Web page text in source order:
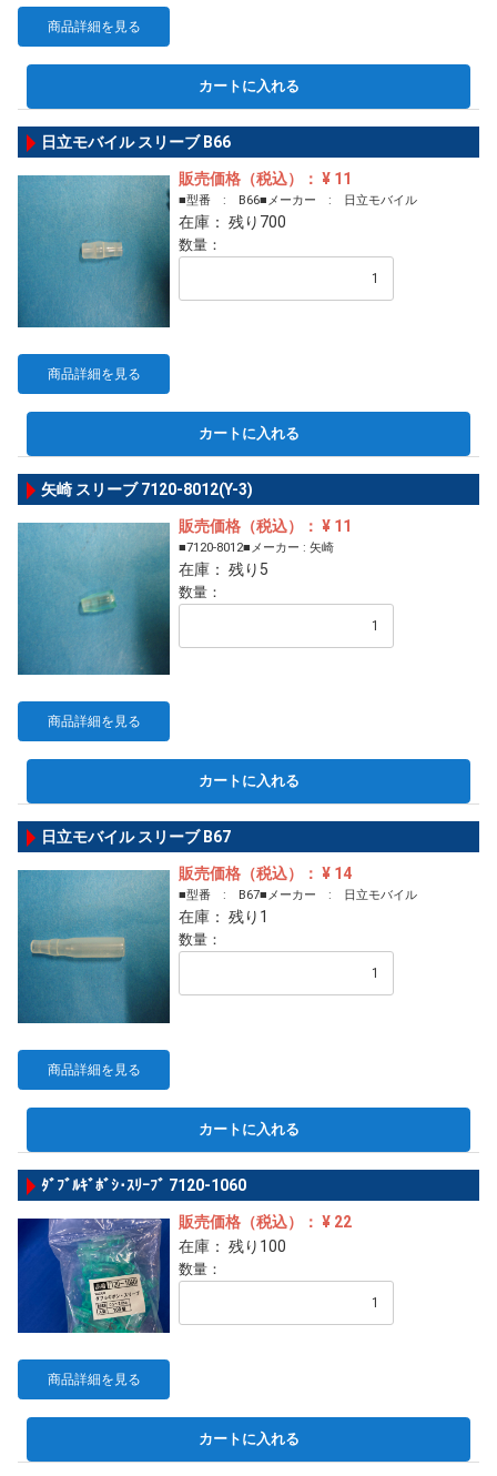
商品詳細を見る
カートに入れる
日立モバイル スリーブ B66
商品詳細を見る
販売価格（税込）： ¥ 11
■型番 : B66■メーカー : 日立モバイル
在庫： 残り700
数量：
カートに入れる
矢崎 スリーブ 7120-8012(Y-3)
商品詳細を見る
販売価格（税込）： ¥ 11
■7120-8012■メーカー : 矢崎
在庫： 残り5
数量：
カートに入れる
日立モバイル スリーブ B67
商品詳細を見る
販売価格（税込）： ¥ 14
■型番 : B67■メーカー : 日立モバイル
在庫： 残り1
数量：
カートに入れる
ﾀﾞﾌﾞﾙｷﾞﾎﾞｼ･ｽﾘｰﾌﾞ 7120-1060
商品詳細を見る
販売価格（税込）： ¥ 22
在庫： 残り100
数量：
カートに入れる